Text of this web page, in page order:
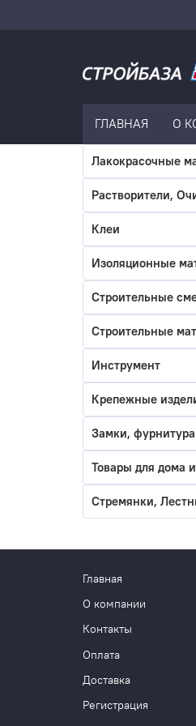
ГЛАВНАЯ О
Лакокрасочные
Растворители,
Клеи
Изоляционные
Строительные
Строительные
Инструмент
Крепежные
Замки, фурнитура
Товары для дома
Стремянки,
Главная
О компании
Контакты
Оплата
Доставка
Регистрация